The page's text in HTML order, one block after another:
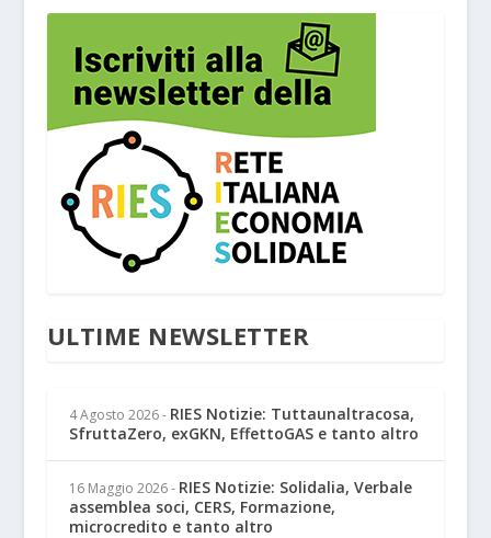
ULTIME NEWSLETTER
4 Agosto 2026 - RIES Notizie: Tuttaunaltracosa,
SfruttaZero, exGKN, EffettoGAS e tanto altro
16 Maggio 2026 - RIES Notizie: Solidalia, Verbale
assemblea soci, CERS, Formazione,
microcredito e tanto altro